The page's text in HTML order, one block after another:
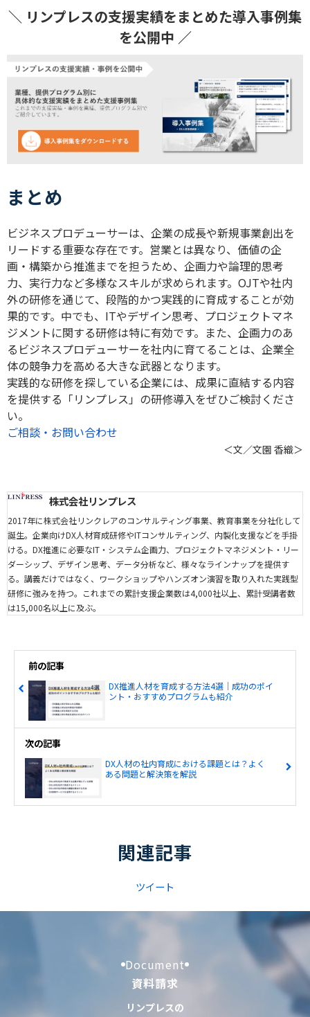
＼ リンプレスの支援実績をまとめた導入事例集
を公開中 ／
まとめ
ビジネスプロデューサーは、企業の成長や新規事業創出を
リードする重要な存在です。営業とは異なり、価値の企
画・構築から推進までを担うため、企画力や論理的思考
力、実行力など多様なスキルが求められます。OJTや社内
外の研修を通じて、段階的かつ実践的に育成することが効
果的です。中でも、ITやデザイン思考、プロジェクトマネ
ジメントに関する研修は特に有効です。また、企画力のあ
るビジネスプロデューサーを社内に育てることは、企業全
体の競争力を高める大きな武器となります。
実践的な研修を探している企業には、成果に直結する内容
を提供する「リンプレス」の研修導入をぜひご検討くださ
い。
ご相談・お問い合わせ
＜文／文園 香織＞
株式会社リンプレス
2017年に株式会社リンクレアのコンサルティング事業、教育事業を分社化して
誕生。企業向けDX人材育成研修やITコンサルティング、内製化支援などを手掛
ける。DX推進に必要なIT・システム企画力、プロジェクトマネジメント・リー
ダーシップ、デザイン思考、データ分析など、様々なラインナップを提供す
る。講義だけではなく、ワークショップやハンズオン演習を取り入れた実践型
研修に強みを持つ。これまでの累計支援企業数は4,000社以上、累計受講者数
は15,000名以上に及ぶ。
前の記事
DX推進人材を育成する方法4選｜成功のポイ
ント・おすすめプログラムも紹介
次の記事
DX人材の社内育成における課題とは？よく
ある問題と解決策を解説
関連記事
ツイート
Document
資料請求
リンプレスの